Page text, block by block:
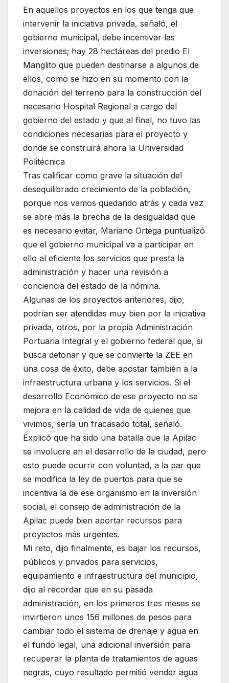
En aquellos proyectos en los que tenga que
intervenir la iniciativa privada, señaló, el
gobierno municipal, debe incentivar las
inversiones; hay 28 hectáreas del predio El
Manglito que pueden destinarse a algunos de
ellos, como se hizo en su momento con la
donación del terreno para la construcción del
necesario Hospital Regional a cargo del
gobierno del estado y que al final, no tuvo las
condiciones necesarias para el proyecto y
donde se construirá ahora la Universidad
Politécnica
Tras calificar como grave la situación del
desequilibrado crecimiento de la población,
porque nos vamos quedando atrás y cada vez
se abre más la brecha de la desigualdad que
es necesario evitar, Mariano Ortega puntualizó
que el gobierno municipal va a participar en
ello al eficiente los servicios que presta la
administración y hacer una revisión a
conciencia del estado de la nómina.
Algunas de los proyectos anteriores, dijo,
podrían ser atendidas muy bien por la iniciativa
privada, otros, por la propia Administración
Portuaria Integral y el gobierno federal que, si
busca detonar y que se convierte la ZEE en
una cosa de éxito, debe apostar también a la
infraestructura urbana y los servicios. Si el
desarrollo Económico de ese proyecto no se
mejora en la calidad de vida de quienes que
vivimos, sería un fracasado total, señaló.
Explicó que ha sido una batalla que la Apilac
se involucre en el desarrollo de la ciudad, pero
esto puede ocurrir con voluntad, a la par que
se modifica la ley de puertos para que se
incentiva la de ese organismo en la inversión
social, el consejo de administración de la
Apilac puede bien aportar recursos para
proyectos más urgentes.
Mi reto, dijo finalmente, es bajar los recursos,
públicos y privados para servicios,
equipamiento e infraestructura del municipio,
dijo al recordar que en su pasada
administración, en los primeros tres meses se
invirtieron unos 156 millones de pesos para
cambiar todo el sistema de drenaje y agua en
el fundo legal, una adicional inversión para
recuperar la planta de tratamientos de aguas
negras, cuyo resultado permitió vender agua